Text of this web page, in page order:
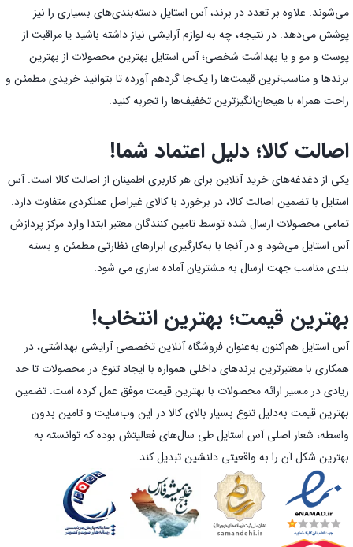
می‌شوند. علاوه بر تعدد در برند، آس استایل دسته‌بندی‌های بسیاری را نیز
پوشش می‌دهد. در نتیجه، چه به لوازم آرایشی نیاز داشته باشید یا مراقبت از
پوست و مو و یا بهداشت شخصی؛ آس استایل بهترین محصولات از بهترین
برندها و مناسب‌ترین قیمت‌ها را یک‌جا گردهم آورده تا بتوانید خریدی مطمئن و
راحت همراه با هیجان‌انگیز‌ترین تخفیف‌ها را تجربه کنید.
اصالت کالا؛ دلیل اعتماد شما!
یکی از دغدغه‌های خرید آنلاین برای هر کاربری اطمینان از اصالت کالا است. آس
استایل با تضمین اصالت کالا، در برخورد با کالای غیراصل عملکردی متفاوت دارد.
تمامی محصولات ارسال شده توسط تامین کنندگان معتبر ابتدا وارد مرکز پردازش
آس استایل می‌شود و در آنجا با به‌کارگیری ابزارهای نظارتی مطمئن و بسته
بندی مناسب جهت ارسال به مشتریان آماده سازی می شود.
بهترین قیمت؛ بهترین انتخاب!
آس استایل هم‌اکنون به‌عنوان فروشگاه آنلاین تخصصی آرایشی بهداشتی، در
همکاری با معتبرترین برندهای داخلی همواره با ایجاد تنوع در محصولات تا حد
زیادی در مسیر ارائه محصولات با بهترین قیمت موفق عمل کرده است. تضمین
بهترین قیمت به‌دلیل تنوع بسیار بالای کالا در این وب‌سایت و تامین بدون
واسطه، شعار اصلی آس استایل طی سال‌های فعالیتش بوده که توانسته به
بهترین شکل آن را به واقعیتی دلنشین تبدیل کند.